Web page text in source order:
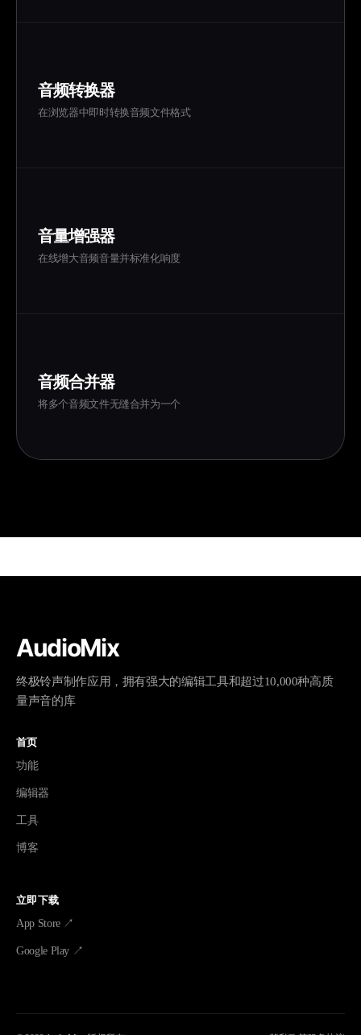
音频转换器
在浏览器中即时转换音频文件格式
音量增强器
在线增大音频音量并标准化响度
音频合并器
将多个音频文件无缝合并为一个
AudioMix
终极铃声制作应用，拥有强大的编辑工具和超过10,000种高质
量声音的库
首页
功能
编辑器
工具
博客
立即下载
App Store ↗
Google Play ↗